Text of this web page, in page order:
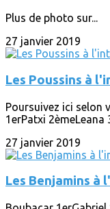
Plus de photo sur...
27 janvier 2019
Les Poussins à
Poursuivez ici selon
1erPatxi 2èmeLeana
27 janvier 2019
Les Benjamins